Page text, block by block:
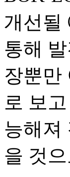
개선될
통해
장뿐만
로 보
능해져
을 것